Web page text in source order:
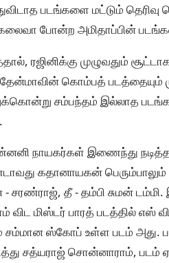
படங்களை மட்டும் தெரிவு
போன்ற அமிதாப்பின்
ரஜினிக்கு முழுவதும்
தேன்மாவின் கொம்பத் படத்தையும்
சம்பந்தம் இல்லாத
நாயகர்கள் இணைந்து
கதானாயகன்
- சரண்ராஜ், தீ - தம்பி சுமன்
மிஸ்டர் பாரத் படத்தில் எஸ் வி
ஸ்கோப் உள்ள படம் அது.
சத்யராஜ் சொன்னாராம்,